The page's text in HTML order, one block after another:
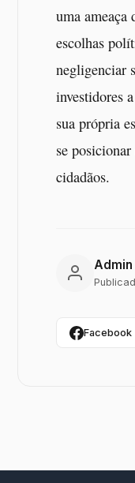
uma ameaça
escolhas
negligenciar
investidores
sua própria
se
cidadãos.
Admin
Facebook